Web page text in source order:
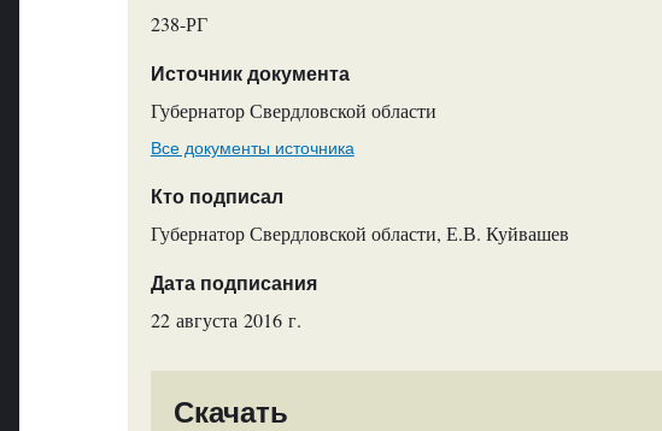
238-РГ
Источник документа
Губернатор Свердловской области
Все документы источника
Кто подписал
Губернатор Свердловской области, Е.В. Куйвашев
Дата подписания
22 августа 2016 г.
Скачать